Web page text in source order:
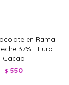
en Rama
37% - Puro
Cacao
$ 550